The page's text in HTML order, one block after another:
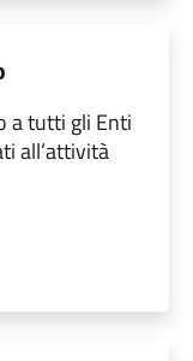
a tutti gli Enti
all’attività